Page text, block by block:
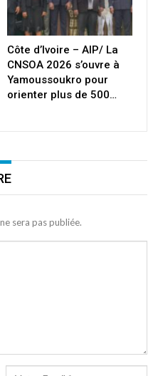
Côte d’Ivoire – AIP/ La
CNSOA 2026 s’ouvre à
Yamoussoukro pour
orienter plus de 500…
sera pas publiée.